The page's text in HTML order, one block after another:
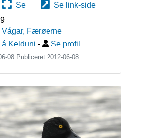
Se
Se link-side
Vágar, Færøerne
á Kelduni - Se profil
08 Publiceret 2012-06-08